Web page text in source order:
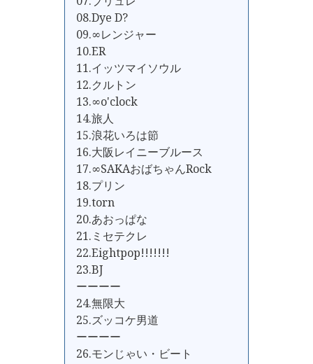
08.Dye D?
09.∞レンジャー
10.ER
11.イッツマイソウル
12.クルトン
13.∞o'clock
14.旅人
15.浪花いろは節
16.大阪レイニーブルース
17.∞SAKAおばちゃんRock
18.プリン
19.torn
20.あおっぱな
21.ミセテクレ
22.Eightpop!!!!!!!
23.BJ
ーーーー
24.無限大
25.ズッコケ男道
ーーーー
26.モンじゃい・ビート